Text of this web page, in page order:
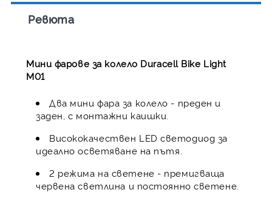
Ревюта
Мини фарове за колело Duracell Bike Light
M01
Два мини фара за колело - преден и
заден, с монтажни каишки.
Висококачествен LED светодиод за
идеално осветяване на пътя.
2 режима на светене - премигваща
червена светлина и постоянно светене.